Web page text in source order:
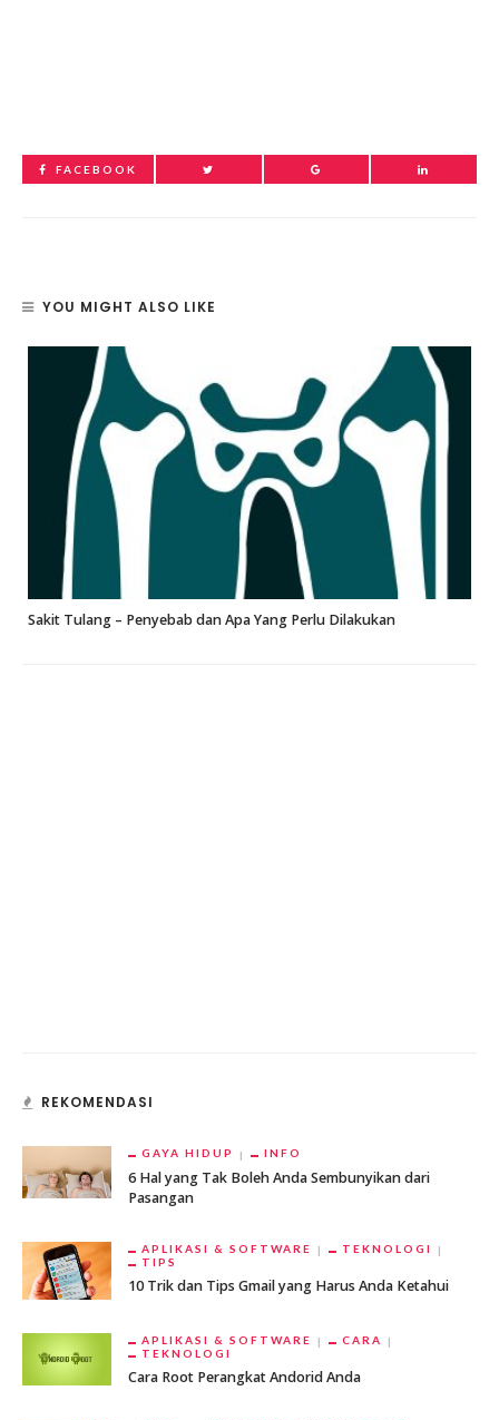
FACEBOOK
YOU MIGHT ALSO LIKE
Sakit Tulang – Penyebab dan Apa Yang Perlu Dilakukan
REKOMENDASI
GAYA HIDUP INFO
6 Hal yang Tak Boleh Anda Sembunyikan dari
Pasangan
APLIKASI & SOFTWARE
TEKNOLOGI
TIPS
10 Trik dan Tips Gmail yang Harus Anda Ketahui
APLIKASI & SOFTWARE
CARA
TEKNOLOGI
Cara Root Perangkat Andorid Anda